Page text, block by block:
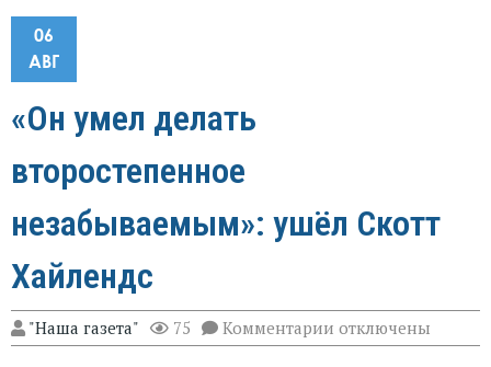
06
АВГ
«Он умел делать
второстепенное
незабываемым»: ушёл Скотт
Хайлендс
"Наша газета" 75 Комментарии к
записи
отключены